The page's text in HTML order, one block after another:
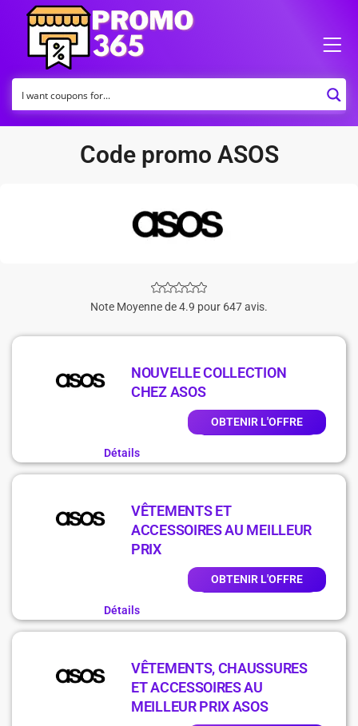
Code promo ASOS
Note Moyenne de 4.9 pour 647 avis.
NOUVELLE COLLECTION
CHEZ ASOS
OBTENIR L'OFFRE
Détails
VÊTEMENTS ET
ACCESSOIRES AU MEILLEUR
PRIX
OBTENIR L'OFFRE
Détails
VÊTEMENTS, CHAUSSURES
ET ACCESSOIRES AU
MEILLEUR PRIX ASOS